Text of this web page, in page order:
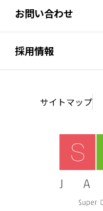
会社概要
サステナビリティ
お問い合わせ
採用情報
サイトマップ